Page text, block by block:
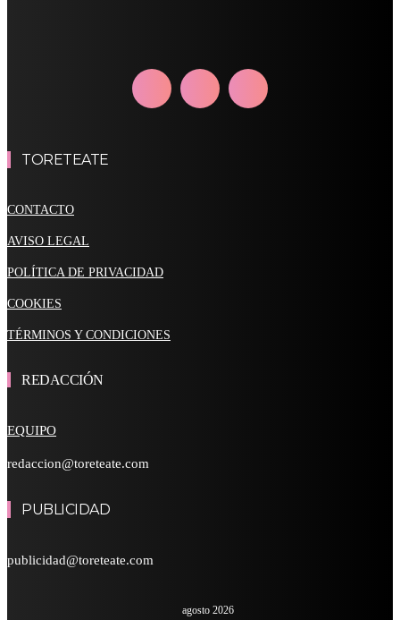
TORETEATE
CONTACTO
AVISO LEGAL
POLÍTICA DE PRIVACIDAD
COOKIES
TÉRMINOS Y CONDICIONES
REDACCIÓN
EQUIPO
redaccion@toreteate.com
PUBLICIDAD
publicidad@toreteate.com
agosto 2026